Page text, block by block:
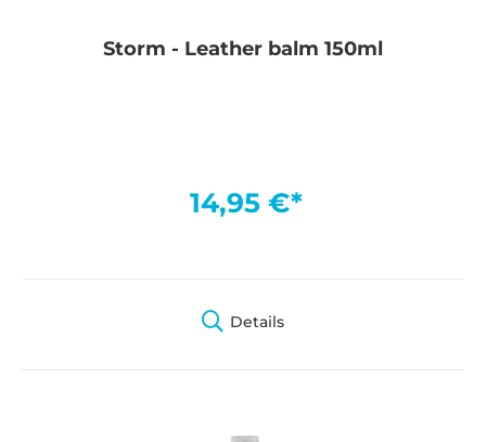
Storm - Leather balm 150ml
14,95 €*
Details